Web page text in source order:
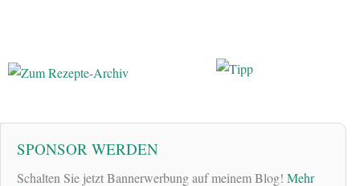
SPONSOR WERDEN
Schalten Sie jetzt Bannerwerbung auf meinem Blog! Mehr